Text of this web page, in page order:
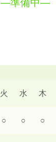
―準備中―
火 水 木
○ ○ ○